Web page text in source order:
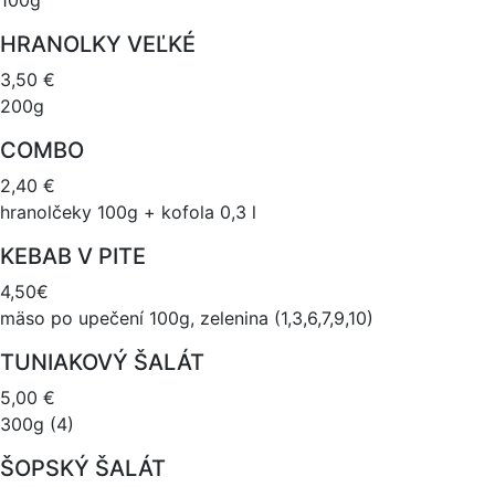
HRANOLKY VEĽKÉ
3,50 €
200g
COMBO
2,40 €
hranolčeky 100g + kofola 0,3 l
KEBAB V PITE
4,50€
mäso po upečení 100g, zelenina (1,3,6,7,9,10)
TUNIAKOVÝ ŠALÁT
5,00 €
300g (4)
ŠOPSKÝ ŠALÁT